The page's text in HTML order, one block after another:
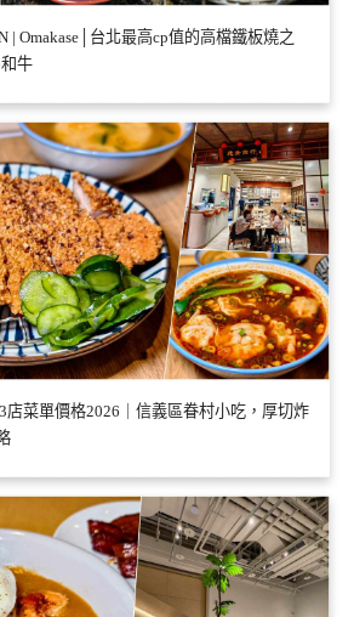
| Omakase│台北最高cp值的高檔鐵板燒之
牛
店菜單價格2026｜信義區眷村小吃，厚切炸